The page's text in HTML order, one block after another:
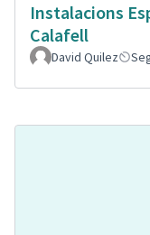
Instalacions
Calafell
David Quilez